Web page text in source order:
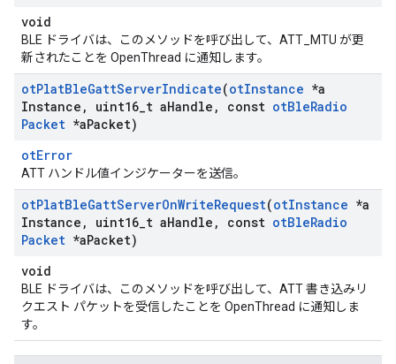
void
BLE ドライバは、このメソッドを呼び出して、ATT_MTU が更
新されたことを OpenThread に通知します。
otPlatBleGattServerIndicate(otInstance *a
Instance , uint16 t aHandle , const otBleRadio
Packet *aPacket)
otError
ATT ハンドル値インジケーターを送信。
otPlatBleGattServerOnWriteRequest(otInstance *a
Instance , uint16 t aHandle , const otBleRadio
Packet *aPacket)
void
BLE ドライバは、このメソッドを呼び出して、ATT 書き込みリ
クエスト パケットを受信したことを OpenThread に通知しま
す。